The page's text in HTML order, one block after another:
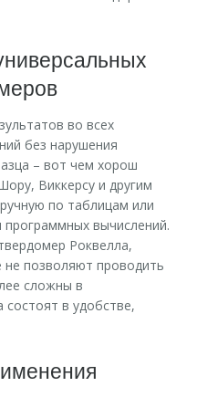
во всех
без нарушения
– вот чем хорош
Виккерсу и другим
по таблицам или
вычислений.
Роквелла,
позволяют проводить
сложны в
в удобстве,